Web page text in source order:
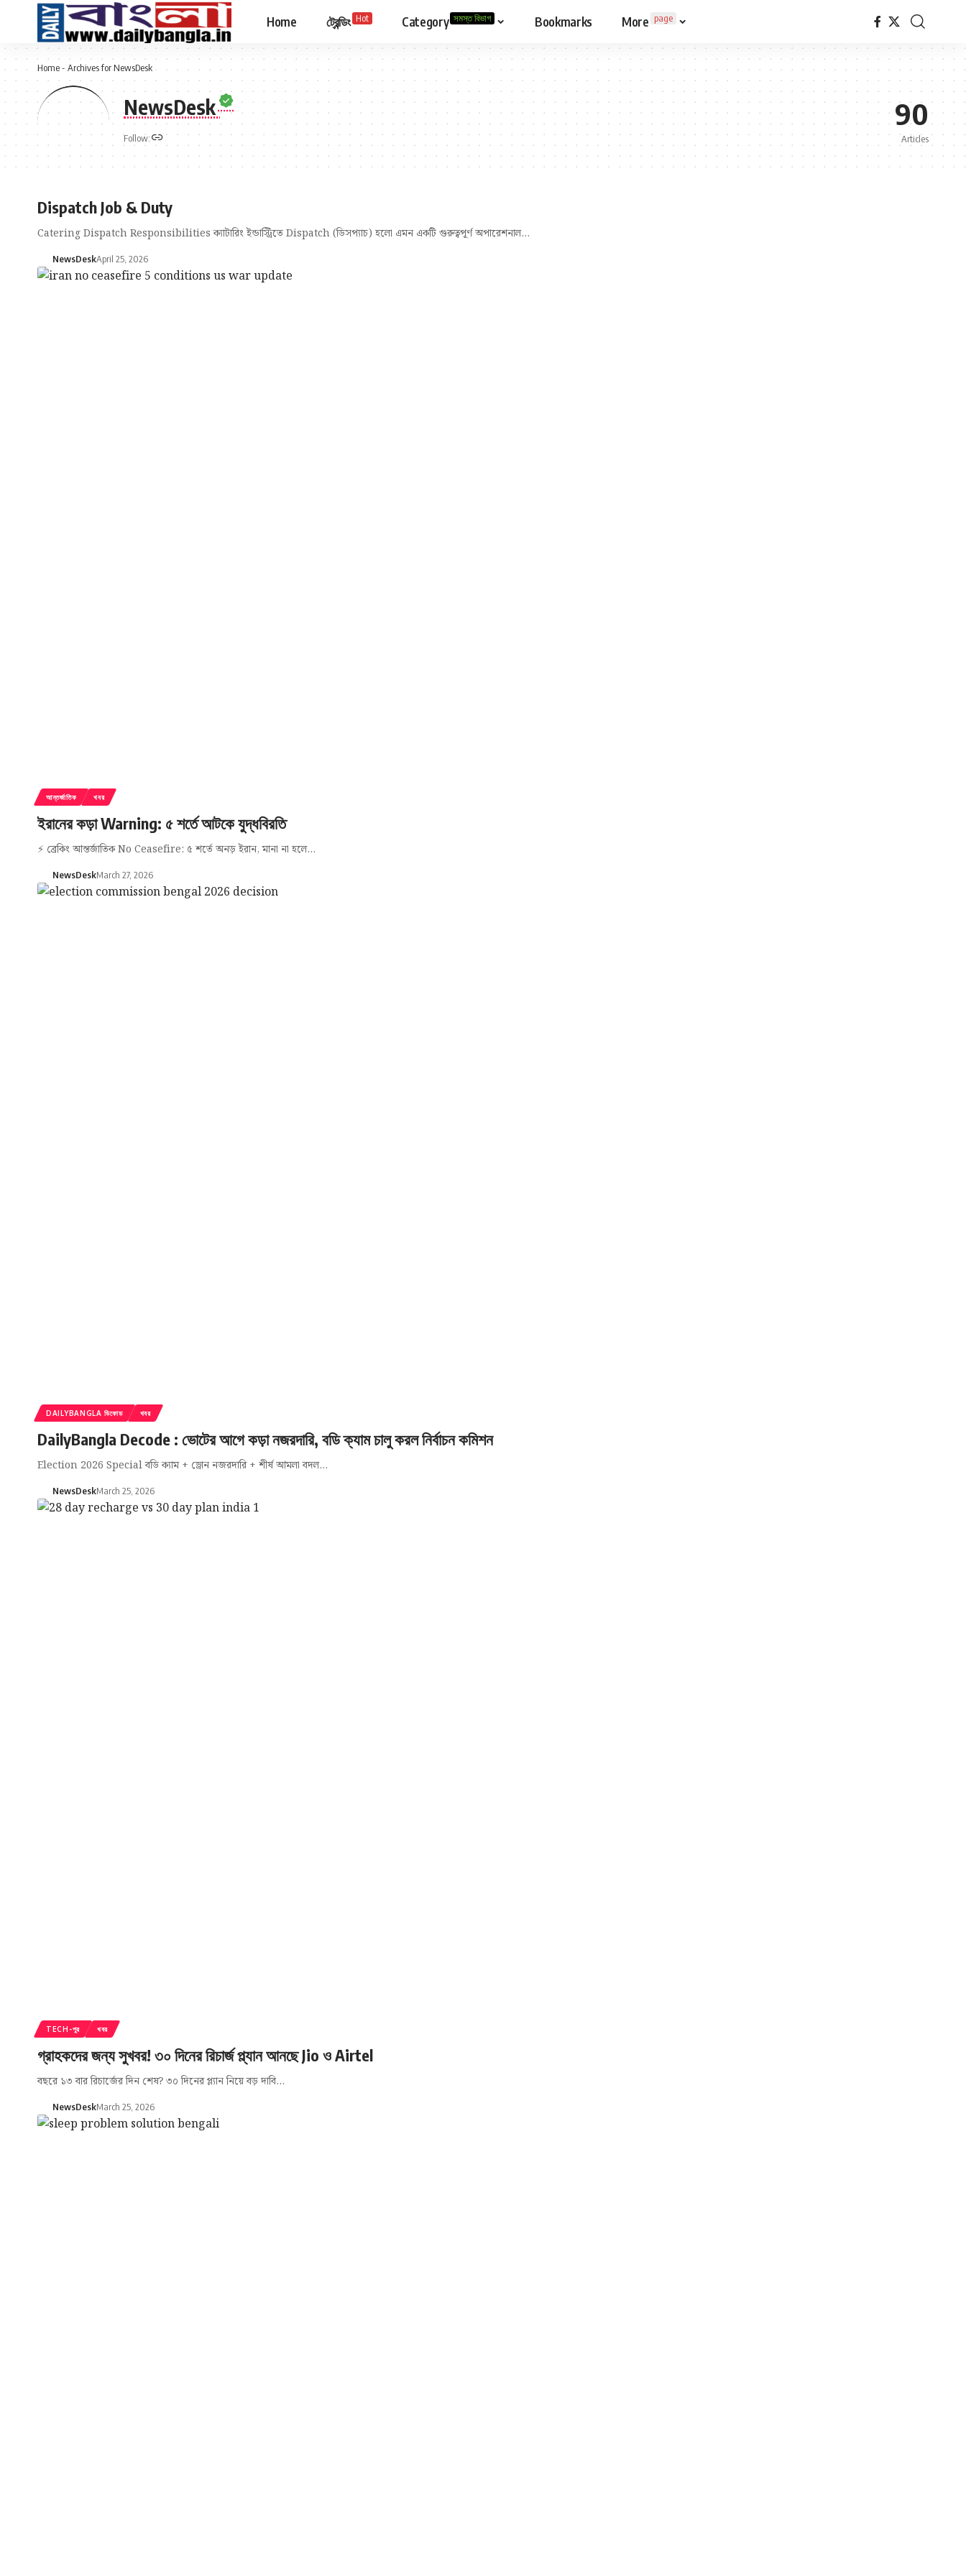
Home ট্রেন্ডিং Hot Category সমস্ত বিভাগ Bookmarks More page
Home- Archives for NewsDesk
NewsDesk
Follow:
90
Articles
Dispatch Job & Duty
Catering Dispatch Responsibilities ক্যাটারিং ইন্ডাস্ট্রিতে Dispatch (ডিসপ্যাচ) হলো এমন একটি গুরুত্বপূর্ণ অপারেশনাল…
NewsDeskApril 25, 2026
আন্তর্জাতিক খবর
ইরানের কড়া Warning: ৫ শর্তে আটকে যুদ্ধবিরতি
⚡ ব্রেকিং আন্তর্জাতিক No Ceasefire: ৫ শর্তে অনড় ইরান, মানা না হলে…
NewsDeskMarch 27, 2026
DAILYBANGLA ডিকোড খবর
DailyBangla Decode : ভোটের আগে কড়া নজরদারি, বডি ক্যাম চালু করল নির্বাচন কমিশন
Election 2026 Special বডি ক্যাম + ড্রোন নজরদারি + শীর্ষ আমলা বদল…
NewsDeskMarch 25, 2026
TECH-পুর খবর
গ্রাহকদের জন্য সুখবর! ৩০ দিনের রিচার্জ প্ল্যান আনছে Jio ও Airtel
বছরে ১৩ বার রিচার্জের দিন শেষ? ৩০ দিনের প্ল্যান নিয়ে বড় দাবি…
NewsDeskMarch 25, 2026